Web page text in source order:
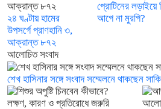
২৪ ঘণ্টায় হামের
উপসর্গে প্রাণহানি ৩,
আক্রান্ত ৮৭২
প্রোটিনের লড়াইয়ে
আগে না মুরগি?
আলোচিত সংবাদ
শেখ হাসিনার সঙ্গে সংবাদ সম্মেলনে থাকছেন